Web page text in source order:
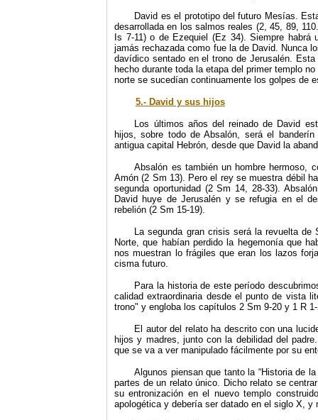
David es el prototipo del futuro Mesías.
desarrollada en los salmos reales (2, 45, 89,
Is 7-11) o de Ezequiel (Ez 34). Siempre
jamás rechazada como fue la de David. Nunca
davídico sentado en el trono de Jerusalén.
hecho durante toda la etapa del primer templo
norte se sucedían continuamente los golpes de
5.- David y sus hijos
Los últimos años del reinado de David
hijos, sobre todo de Absalón, será el
antigua capital Hebrón, desde que David la
Absalón es también un hombre hermoso,
Amón (2 Sm 13). Pero el rey se muestra débil
segunda oportunidad (2 Sm 14, 28-33).
David huye de Jerusalén y se refugia en el
rebelión (2 Sm 15-19).
La segunda gran crisis será la revuelta
Norte, que habían perdido la hegemonía que
nos muestran lo frágiles que eran los lazos
cisma futuro.
Para la historia de este período
calidad extraordinaria desde el punto de vista
trono" y engloba los capítulos 2 Sm 9-20 y 1 R
El autor del relato ha descrito con una
hijos y madres, junto con la debilidad del
que se va a ver manipulado fácilmente por su
Algunos piensan que tanto la “Historia de
partes de un relato único. Dicho relato se
su entronización en el nuevo templo
apologética y debería ser datado en el siglo X, y